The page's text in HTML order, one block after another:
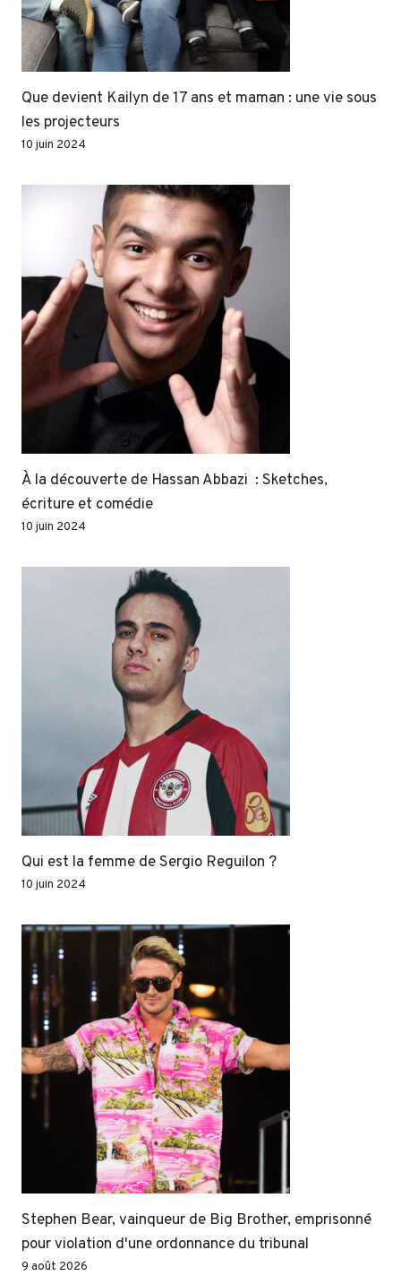
Que devient Kailyn de 17 ans et maman : une vie sous
les projecteurs
10 juin 2024
À la découverte de Hassan Abbazi : Sketches,
écriture et comédie
10 juin 2024
Qui est la femme de Sergio Reguilon ?
10 juin 2024
Stephen Bear, vainqueur de Big Brother, emprisonné
pour violation d'une ordonnance du tribunal
9 août 2026